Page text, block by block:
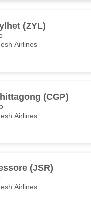
(ZYL)
Airlines
(CGP)
Airlines
(JSR)
Airlines